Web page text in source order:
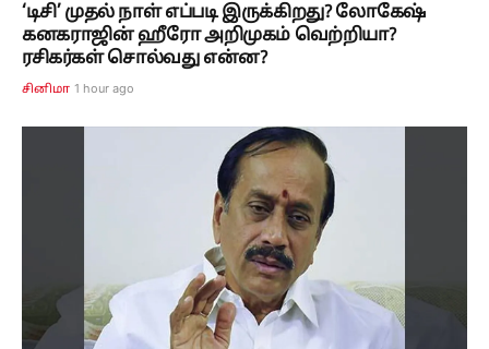
‘டிசி’ முதல் நாள் எப்படி இருக்கிறது? லோகேஷ்
கனகராஜின் ஹீரோ அறிமுகம் வெற்றியா?
ரசிகர்கள் சொல்வது என்ன?
சினிமா 1 hour ago